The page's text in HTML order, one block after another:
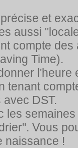
et
aussi
compte
Time).
tenant
DST.
les
Vous
naissance !